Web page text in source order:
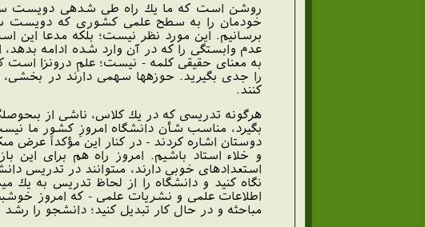
روشن است كه ما يك راه طى شده‏ى دويست
خودمان را به سطح علمى كشورى كه دويست
برسانيم. اين مورد نظر نيست؛ بلكه مدعا اين
عدم وابستگى را كه در آن وارد شده ادامه
به معناى حقيقى كلمه - نيست؛ علمِ درون‏زا است
را جدى بگيريد. حوزه‏ها سهمى دارند در بخشى،
كنند.
هرگونه تدريسى كه در يك كلاس، ناشى از
بگيرد، مناسب شأن دانشگاه امروزِ كشور ما
دوستان اشاره كردند - در كنار اين مؤكداً عرض
و خلاء استاد باشيم. امروز راه هم براى اين
استعدادهاى خوبى دارند، مى‏توانند در تدريس
نگاه كنيد و دانشگاه را از لحاظ تدريس به يك
اطلاعات علمى و نشريات علمى - كه امروز
مباحثه و در حال كار تبديل كنيد؛ دانشجو را